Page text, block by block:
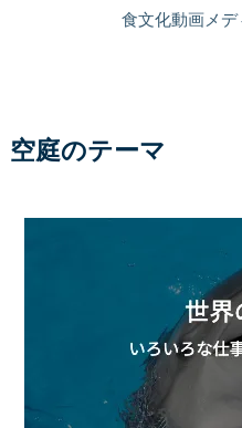
食文化動画メデ
空庭のテーマ